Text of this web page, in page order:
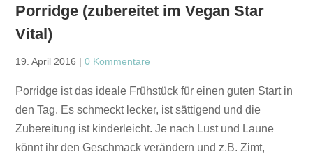
Porridge (zubereitet im Vegan Star
Vital)
19. April 2016 |0 Kommentare
Porridge ist das ideale Frühstück für einen guten Start in
den Tag. Es schmeckt lecker, ist sättigend und die
Zubereitung ist kinderleicht. Je nach Lust und Laune
könnt ihr den Geschmack verändern und z.B. Zimt,